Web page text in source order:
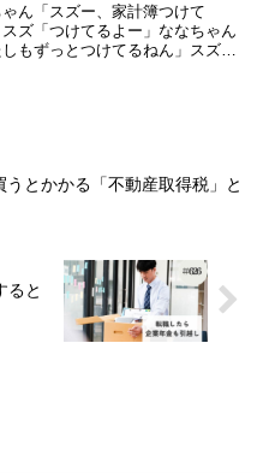
ん「スズー、家計簿つけて
ズ「つけてるよー」ななちゃん
しもずっとつけてるねん」スズ
うとかかる「不動産取得税」と
ると